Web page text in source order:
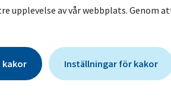
Fertilitet och
upplevelse av vår webbplats. Genom
kakor Inställningar för kakor